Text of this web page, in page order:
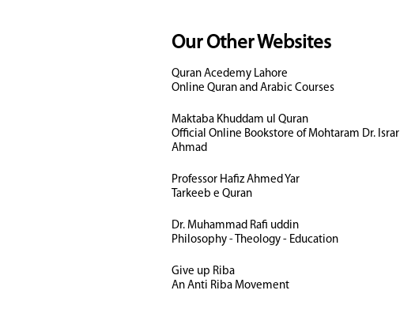
Our Other Websites
Quran Acedemy Lahore
Online Quran and Arabic Courses
Maktaba Khuddam ul Quran
Official Online Bookstore of Mohtaram Dr. Israr
Ahmad
Professor Hafiz Ahmed Yar
Tarkeeb e Quran
Dr. Muhammad Rafi uddin
Philosophy - Theology - Education
Give up Riba
An Anti Riba Movement